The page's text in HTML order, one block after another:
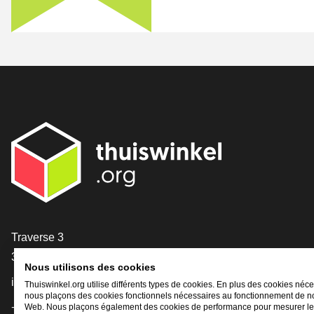
[_General:Contact]
Traverse 3
3905 NL Veenendaal
info@thuiswinkel.org
+31 (0)318 64 85 75
Nous utilisons des cookies
Thuiswinkel.org utilise différents types de cookies. En plus des cookies
nous plaçons des cookies fonctionnels nécessaires au fonctionnement de
Web. Nous plaçons également des cookies de performance pour mesurer